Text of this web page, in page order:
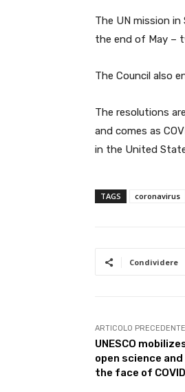
The UN mission
the end of May –
The Council also
The resolutions
and comes as
in the United
TAGS coronavirus
Condividere
ARTICOLO PRECEDENTE
UNESCO
open science
the face of